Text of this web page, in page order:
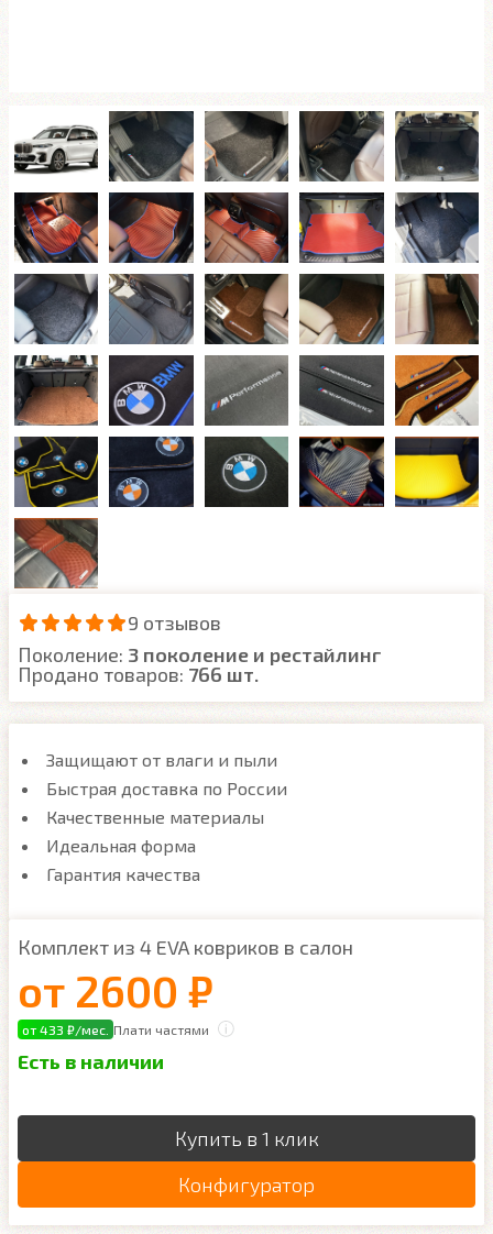
9 отзывов
Поколение: 3 поколение и рестайлинг
Продано товаров: 766 шт.
Защищают от влаги и пыли
Быстрая доставка по России
Качественные материалы
Идеальная форма
Гарантия качества
Комплект из 4 EVA ковриков в салон
от 2600 ₽
от 433 ₽/мес. Плати частями
Есть в наличии
Купить в 1 клик
Конфигуратор